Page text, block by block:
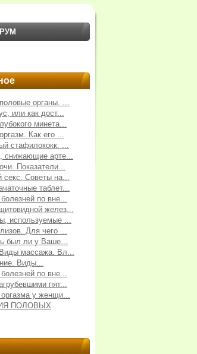
органы. ...
или как дост...
минета...
Как его ...
стафилококк. ...
снижающие арте...
Показатели...
секс. Советы на...
таблет...
болезней по вне...
желез...
используемые ...
Для чего ...
был ли у Ваше...
массажа. Вл...
Виды...
болезней по вне...
пят...
оргазма у женщи...
ПОЛОВЫХ